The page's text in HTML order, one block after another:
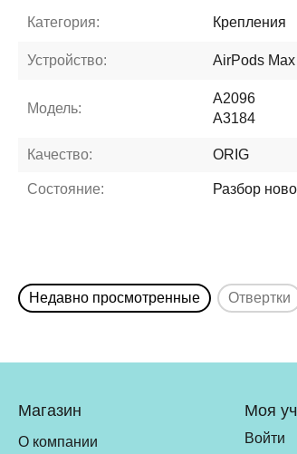
Категория: Крепления
Устройство: AirPods Max
Модель:
A2096
A3184
Качество: ORIG
Состояние: Разбор
Недавно просмотренные Отвертки
Магазин
О компании
Моя
Войти